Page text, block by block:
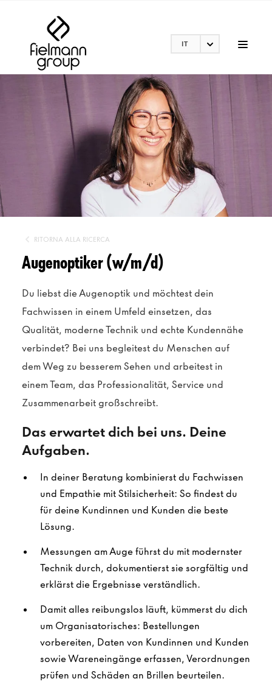
IT
RITORNA ALLA RICERCA
Augenoptiker (w/m/d)
Du liebst die Augenoptik und möchtest dein
Fachwissen in einem Umfeld einsetzen, das
Qualität, moderne Technik und echte Kundennähe
verbindet? Bei uns begleitest du Menschen auf
dem Weg zu besserem Sehen und arbeitest in
einem Team, das Professionalität, Service und
Zusammenarbeit großschreibt.
Das erwartet dich bei uns. Deine
Aufgaben.
In deiner Beratung kombinierst du Fachwissen
und Empathie mit Stilsicherheit: So findest du
für deine Kundinnen und Kunden die beste
Lösung.
Messungen am Auge führst du mit modernster
Technik durch, dokumentierst sie sorgfältig und
erklärst die Ergebnisse verständlich.
Damit alles reibungslos läuft, kümmerst du dich
um Organisatorisches: Bestellungen
vorbereiten, Daten von Kundinnen und Kunden
sowie Wareneingänge erfassen, Verordnungen
prüfen und Schäden an Brillen beurteilen.